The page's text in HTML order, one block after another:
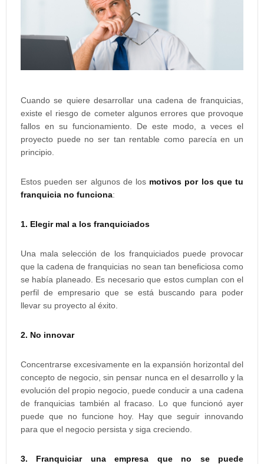
Cuando se quiere desarrollar una cadena de franquicias,
existe el riesgo de cometer algunos errores que provoque
fallos en su funcionamiento. De este modo, a veces el
proyecto puede no ser tan rentable como parecía en un
principio.
Estos pueden ser algunos de los motivos por los que tu
franquicia no funciona:
1. Elegir mal a los franquiciados
Una mala selección de los franquiciados puede provocar
que la cadena de franquicias no sean tan beneficiosa como
se había planeado. Es necesario que estos cumplan con el
perfil de empresario que se está buscando para poder
llevar su proyecto al éxito.
2. No innovar
Concentrarse excesivamente en la expansión horizontal del
concepto de negocio, sin pensar nunca en el desarrollo y la
evolución del propio negocio, puede conducir a una cadena
de franquicias también al fracaso. Lo que funcionó ayer
puede que no funcione hoy. Hay que seguir innovando
para que el negocio persista y siga creciendo.
3. Franquiciar una empresa que no se puede